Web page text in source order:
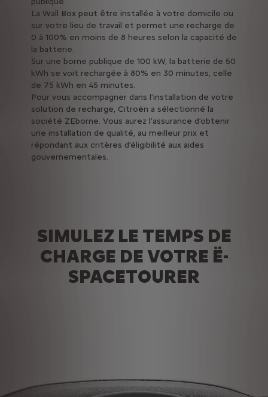
La Wall Box peut être installée à votre domicile ou
sur votre lieu de travail et permet une recharge de
0 à 100% en moins de 8 heures selon la capacité de
la batterie.
Sur une borne publique de 100 kW, la batterie de 50
kWh se voit rechargée à 80% en 30 minutes, celle
de 75 kWh en 45 minutes.
Pour vous accompagner dans l’installation de votre
solution de recharge, Citroën a sélectionné la
société ZEborne. Vous aurez l’assurance d’obtenir
une installation de qualité, au meilleur prix et
répondant aux critères d’éligibilité aux aides
gouvernementales.
SIMULEZ LE TEMPS DE
CHARGE DE VOTRE Ë-
SPACETOURER